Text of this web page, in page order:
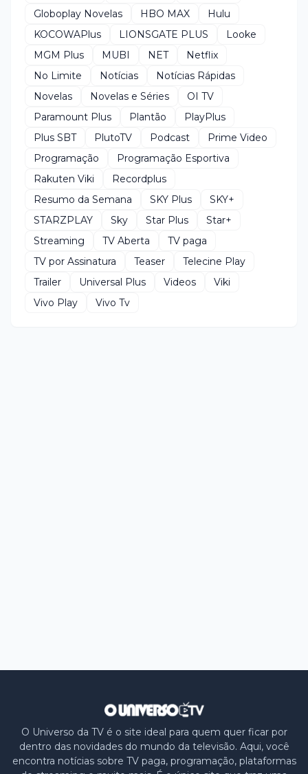
Globoplay Novelas
HBO MAX
Hulu
KOCOWAPlus
LIONSGATE PLUS
Looke
MGM Plus
MUBI NET
Netflix
No Limite
Notícias
Notícias Rápidas
Novelas
Novelas e Séries
OI TV
Paramount Plus
Plantão
PlayPlus
Plus SBT
PlutoTV Podcast
Prime Video
Programação
Programação Esportiva
Rakuten Viki
Recordplus
Resumo da Semana
SKY Plus
SKY+
STARZPLAY
Sky Star Plus
Star+
Streaming
TV Aberta
TV paga
TV por Assinatura
Teaser
Telecine Play
Trailer
Universal Plus Videos
Viki
Vivo Play
Vivo Tv
O Universo da TV é o site ideal para quem quer ficar por
dentro das novidades do mundo da televisão. Aqui, você
encontra notícias sobre TV paga, programação, plataformas